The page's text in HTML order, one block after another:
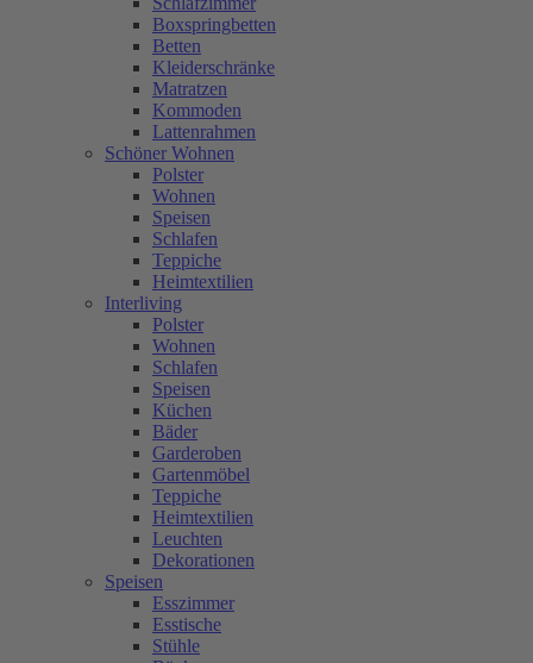
Boxspringbetten
Betten
Kleiderschränke
Matratzen
Kommoden
Lattenrahmen
Schöner Wohnen
Polster
Wohnen
Speisen
Schlafen
Teppiche
Heimtextilien
Interliving
Polster
Wohnen
Schlafen
Speisen
Küchen
Bäder
Garderoben
Gartenmöbel
Teppiche
Heimtextilien
Leuchten
Dekorationen
Speisen
Esszimmer
Esstische
Stühle